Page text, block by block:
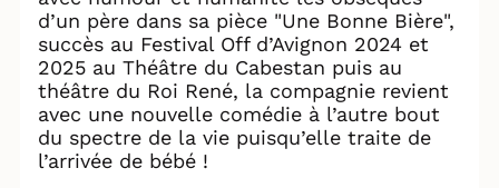
d’un père dans sa pièce "Une Bonne Bière",
succès au Festival Off d’Avignon 2024 et
2025 au Théâtre du Cabestan puis au
théâtre du Roi René, la compagnie revient
avec une nouvelle comédie à l’autre bout
du spectre de la vie puisqu’elle traite de
l’arrivée de bébé !